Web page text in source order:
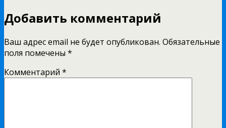
Добавить комментарий
Ваш адрес email не будет опубликован. Обязательные
поля помечены *
Комментарий *